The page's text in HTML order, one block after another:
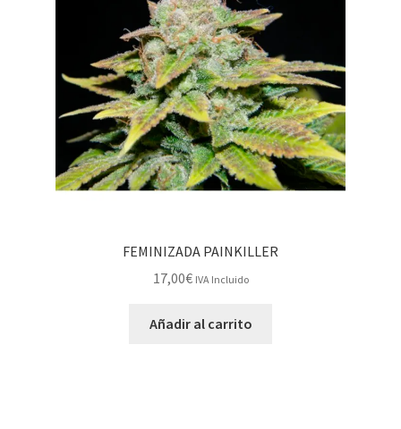
FEMINIZADA PAINKILLER
17,00€ IVA Incluido
Añadir al carrito